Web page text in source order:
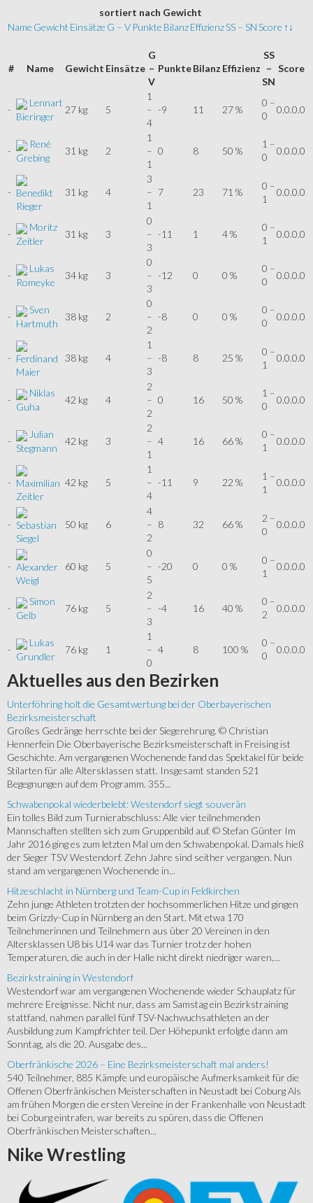
sortiert nach Gewicht
Name Gewicht Einsätze G – V Punkte BilanzEffizienzSS – SNScore ↑↓
# Name Gewicht Einsätze
G
–
V
PunkteBilanz Effizienz
SS
–
SN
Score
-
Lennart
Bieringer
27 kg 5
1
–
4
-9 11 27 %
0 –
0
0.0.0.0
-
René
Grebing
31 kg 2
1
–
1
0 8 50 %
1 –
0
0.0.0.0
- Benedikt
Rieger
31 kg 4
3
–
1
7 23 71 %
0 –
1
0.0.0.0
-
Moritz
Zeitler
31 kg 3
0
–
3
-11 1 4 %
0 –
1
0.0.0.0
-
Lukas
Romeyke
34 kg 3
0
–
3
-12 0 0 %
0 –
0
0.0.0.0
-
Sven
Hartmuth
38 kg 2
0
–
2
-8 0 0 %
0 –
0
0.0.0.0
- Ferdinand
Maier
38 kg 4
1
–
3
-8 8 25 %
0 –
1
0.0.0.0
-
Niklas
Guha
42 kg 4
2
–
2
0 16 50 %
1 –
0
0.0.0.0
-
Julian
Stegmann
42 kg 3
2
–
1
4 16 66 %
0 –
1
0.0.0.0
- Maximilian
Zeitler
42 kg 5
1
–
4
-11 9 22 %
1 –
1
0.0.0.0
- Sebastian
Siegel
50 kg 6
4
–
2
8 32 66 %
2 –
0
0.0.0.0
- Alexander
Weigl
60 kg 5
0
–
5
-20 0 0 %
0 –
1
0.0.0.0
-
Simon
Gelb
76 kg 5
2
–
3
-4 16 40 %
0 –
2
0.0.0.0
-
Lukas
Grundler
76 kg 1
1
–
0
4 8 100 %
0 –
0
0.0.0.0
Aktuelles aus den Bezirken
Unterföhring holt die Gesamtwertung bei der Oberbayerischen
Bezirksmeisterschaft
Großes Gedränge herrschte bei der Siegerehrung. © Christian
Hennerfein Die Oberbayerische Bezirksmeisterschaft in Freising ist
Geschichte. Am vergangenen Wochenende fand das Spektakel für beide
Stilarten für alle Altersklassen statt. Insgesamt standen 521
Begegnungen auf dem Programm. 355...
Schwabenpokal wiederbelebt: Westendorf siegt souverän
Ein tolles Bild zum Turnierabschluss: Alle vier teilnehmenden
Mannschaften stellten sich zum Gruppenbild auf. © Stefan Günter Im
Jahr 2016 ging es zum letzten Mal um den Schwabenpokal. Damals hieß
der Sieger TSV Westendorf. Zehn Jahre sind seither vergangen. Nun
stand am vergangenen Wochenende in...
Hitzeschlacht in Nürnberg und Team-Cup in Feldkirchen
Zehn junge Athleten trotzten der hochsommerlichen Hitze und gingen
beim Grizzly-Cup in Nürnberg an den Start. Mit etwa 170
Teilnehmerinnen und Teilnehmern aus über 20 Vereinen in den
Altersklassen U8 bis U14 war das Turnier trotz der hohen
Temperaturen, die auch in der Halle nicht direkt niedriger waren,...
Bezirkstraining in Westendorf
Westendorf war am vergangenen Wochenende wieder Schauplatz für
mehrere Ereignisse. Nicht nur, dass am Samstag ein Bezirkstraining
stattfand, nahmen parallel fünf TSV-Nachwuchsathleten an der
Ausbildung zum Kampfrichter teil. Der Höhepunkt erfolgte dann am
Sonntag, als die 20. Ausgabe des...
Oberfränkische 2026 – Eine Bezirksmeisterschaft mal anders!
540 Teilnehmer, 885 Kämpfe und europäische Aufmerksamkeit für die
Offenen Oberfränkischen Meisterschaften in Neustadt bei Coburg Als
am frühen Morgen die ersten Vereine in der Frankenhalle von Neustadt
bei Coburg eintrafen, war bereits zu spüren, dass die Offenen
Oberfränkischen Meisterschaften...
Nike Wrestling